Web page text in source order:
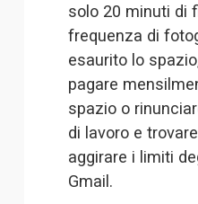
solo 20 minuti di
frequenza di
esaurito lo
pagare
spazio o
di lavoro e
aggirare i limiti
Gmail.